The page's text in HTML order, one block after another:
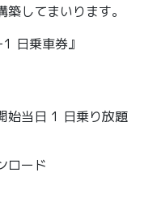
してまいります。
日乗車券』
始当日 1 日乗り放題
ロード